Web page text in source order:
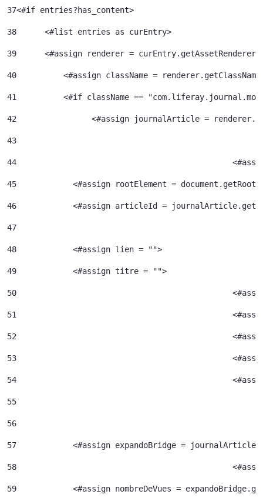
37<#if entries?has_content>
38
	<#list entries as curEntry>
39
<#assign renderer =
40
<#assign className =
41
<#if className ==
42
<#assign journalArticle =
43
44
45
<#assign rootElement =
46
<#assign articleId =
47
48
            <#assign lien = "">
49
            <#assign titre = "">
50
51
52
53
54
55
56
57
<#assign expandoBridge =
58
59
<#assign nombreDeVues =